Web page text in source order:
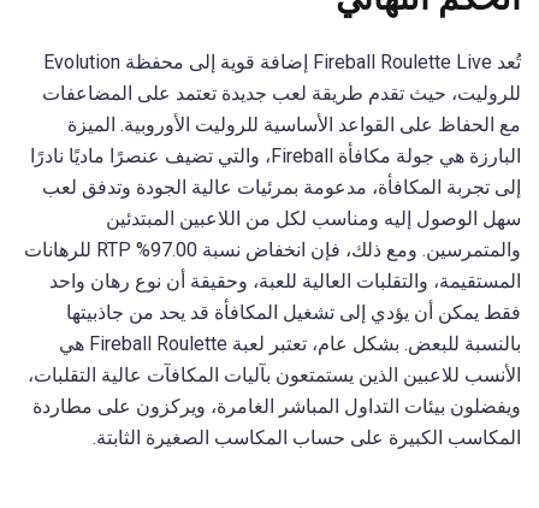
تُعد Fireball Roulette Live إضافة قوية إلى محفظة Evolution
للروليت، حيث تقدم طريقة لعب جديدة تعتمد على المضاعفات
مع الحفاظ على القواعد الأساسية للروليت الأوروبية. الميزة
البارزة هي جولة مكافأة Fireball، والتي تضيف عنصرًا ماديًا نادرًا
إلى تجربة المكافأة، مدعومة بمرئيات عالية الجودة وتدفق لعب
سهل الوصول إليه ومناسب لكل من اللاعبين المبتدئين
والمتمرسين. ومع ذلك، فإن انخفاض نسبة 97.00% RTP للرهانات
المستقيمة، والتقلبات العالية للعبة، وحقيقة أن نوع رهان واحد
فقط يمكن أن يؤدي إلى تشغيل المكافأة قد يحد من جاذبيتها
بالنسبة للبعض. بشكل عام، تعتبر لعبة Fireball Roulette هي
الأنسب للاعبين الذين يستمتعون بآليات المكافآت عالية التقلبات،
ويفضلون بيئات التداول المباشر الغامرة، ويركزون على مطاردة
المكاسب الكبيرة على حساب المكاسب الصغيرة الثابتة.